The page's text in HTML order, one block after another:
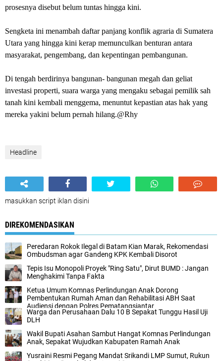
prosesnya disebut belum tuntas hingga kini.
‎Sengketa ini menambah daftar panjang konflik agraria di Sumatera
Utara yang hingga kini kerap memunculkan benturan antara
masyarakat, pengembang, dan kepentingan pembangunan.
‎Di tengah berdirinya bangunan- bangunan megah dan geliat
investasi properti, suara warga yang mengaku sebagai pemilik sah
tanah kini kembali menggema, menuntut kepastian atas hak yang
mereka yakini belum pernah hilang.@Rhy
Headline
masukkan script iklan disini
DIREKOMENDASIKAN
Peredaran Rokok Ilegal di Batam Kian Marak, Rekomendasi
Ombudsman agar Gandeng KPK Kembali Disorot
Tepis Isu Monopoli Proyek "Ring Satu", Dirut BUMD : Jangan
Menghakimi Tanpa Fakta
Ketua Umum Komnas Perlindungan Anak Dorong
Pembentukan Rumah Aman dan Rehabilitasi ABH Saat
Audiensi dengan Polres Pematangsiantar
Warga dan Perusahaan Dalu 10 B Sepakat Tunggu Hasil Uji
DLH
Wakil Bupati Asahan Sambut Hangat Komnas Perlindungan
Anak, Sepakat Wujudkan Kabupaten Ramah Anak
Yusraini Resmi Pegang Mandat Srikandi LMP Sumut, Rukun